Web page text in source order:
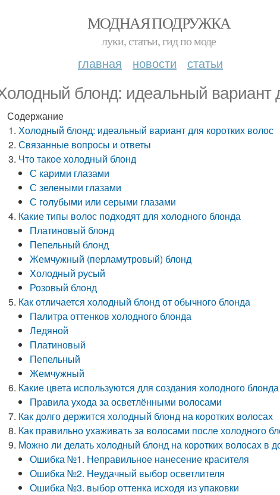
МОДНАЯ ПОДРУЖКА
луки, статьи, гид по моде
главная новости статьи
блонд: идеальный вариант
Содержание
Холодный блонд: идеальный вариант для коротких волос
Связанные вопросы и ответы
Что такое холодный блонд
С карими глазами
С зелеными глазами
С голубыми или серыми глазами
Какие типы волос подходят для холодного блонда
Платиновый блонд
Пепельный блонд
Жемчужный (перламутровый) блонд
Холодный русый
Розовый блонд
Как отличается холодный блонд от обычного блонда
Палитра оттенков холодного блонда
Ледяной
Платиновый
Пепельный
Жемчужный
Какие цвета используются для создания холодного блонда
Правила ухода за осветлёнными волосами
Как долго держится холодный блонд на коротких волосах
Как правильно ухаживать за волосами после холодного
Можно ли делать холодный блонд на коротких волосах в
Ошибка №1. Неправильное нанесение красителя
Ошибка №2. Неудачный выбор осветлителя
Ошибка №3. выбор оттенка исходя из упаковки